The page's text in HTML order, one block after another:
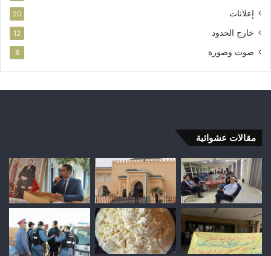
إعلانات 20
خارج الحدود 12
صوت وصورة 8
مقالات عشوائية